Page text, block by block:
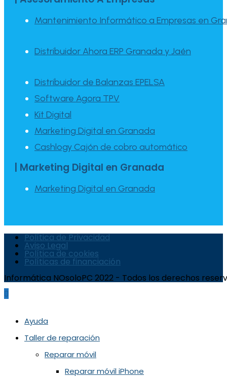
Mantenimiento Informático a Empresas en
Distribuidor Ahora ERP Granada y Jaén
Distribuidor de Balanzas EPELSA
Software Agora TPV
Kit Digital
Marketing Digital en Granada
Cashlogy Cajón de cobro automático
| Marketing Digital en Granada
Marketing Digital en Granada
Política de Privacidad
Aviso Legal
Política de cookies
Políticas de financiación
Informática NOsoloPC 2022 - Todos los derechos
Ayuda
Taller de reparación
Reparar móvil
Reparar móvil iPhone